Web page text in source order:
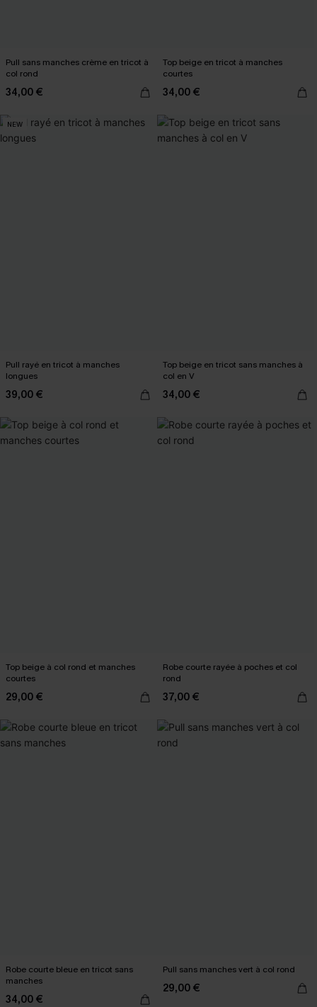
Pull sans manches crème en tricot à
col rond
34,00 €
Top beige en tricot à manches
courtes
34,00 €
NEW
Pull rayé en tricot à manches
longues
39,00 €
Top beige en tricot sans manches à
col en V
34,00 €
Top beige à col rond et manches
courtes
29,00 €
Robe courte rayée à poches et col
rond
37,00 €
Robe courte bleue en tricot sans
manches
34,00 €
Pull sans manches vert à col rond
29,00 €